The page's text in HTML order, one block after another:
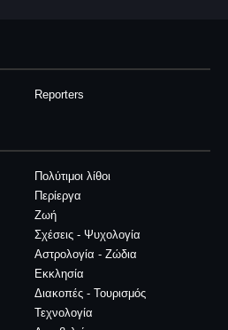
Reporters
Πολύτιμοι λίθοι
Περίεργα
Ζωή
Σχέσεις - Ψυχολογία
Αστρολογία - Ζώδια
Εκκλησία
Διακοπές - Τουρισμός
Τεχνολογία